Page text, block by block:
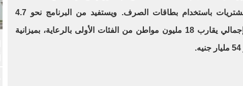
الحكومية والمشتريات باستخدام بطاقات الصرف. ويستفيد من البرنامج نحو 4.7
مليون أسرة بإجمالي يقارب 18 مليون مواطن من الفئات الأولى بالرعاية، بميزانية